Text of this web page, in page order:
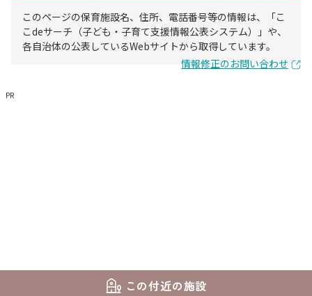
このページの保育施設名、住所、電話番号等の情報は、「こ
こdeサーチ（子ども・子育て支援情報公表システム）」や、
各自治体の公表しているWebサイトから取得しています。
情報修正のお問い合わせ
PR
この付近の施設